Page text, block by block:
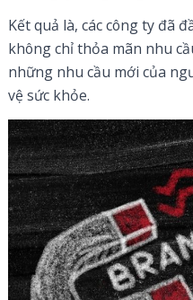
Kết quả là, các công ty đã
không chỉ thỏa mãn nhu
những nhu cầu mới của
vệ sức khỏe.